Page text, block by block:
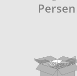
Persen